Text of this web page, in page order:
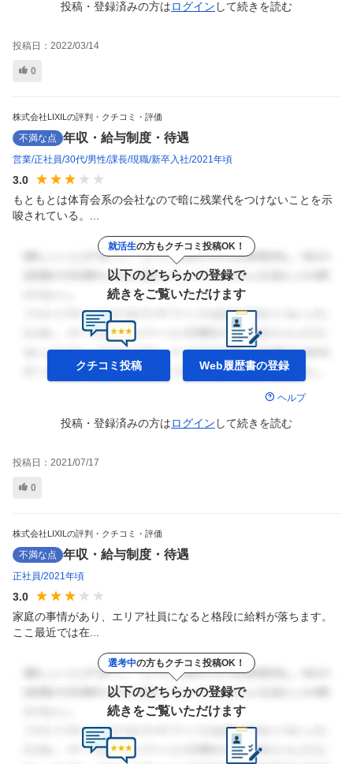
投稿・登録済みの方はログイン して続きを読む
投稿日： 2022/03/14
0
株式会社LIXILの評判・クチコミ・評価
不満な点 年収・給与制度・待遇
営業 正社員 30代 男性 課長 現職 新卒入社 2021年頃
3.0
もともとは体育会系の会社なので暗に残業代をつけないことを示
唆されている。...
就活生の方もクチコミ投稿OK！
以下のどちらかの登録で
続きをご覧いただけます
クチコミ投稿 Web履歴書の登録
ヘルプ
投稿・登録済みの方はログイン して続きを読む
投稿日： 2021/07/17
0
株式会社LIXILの評判・クチコミ・評価
不満な点 年収・給与制度・待遇
正社員 2021年頃
3.0
家庭の事情があり、エリア社員になると格段に給料が落ちます。
ここ最近では在...
選考中の方もクチコミ投稿OK！
以下のどちらかの登録で
続きをご覧いただけます